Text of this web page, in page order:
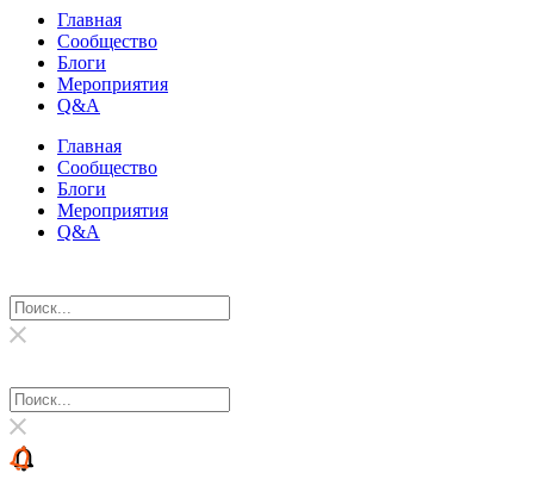
Главная
Сообщество
Блоги
Мероприятия
Q&A
Главная
Сообщество
Блоги
Мероприятия
Q&A